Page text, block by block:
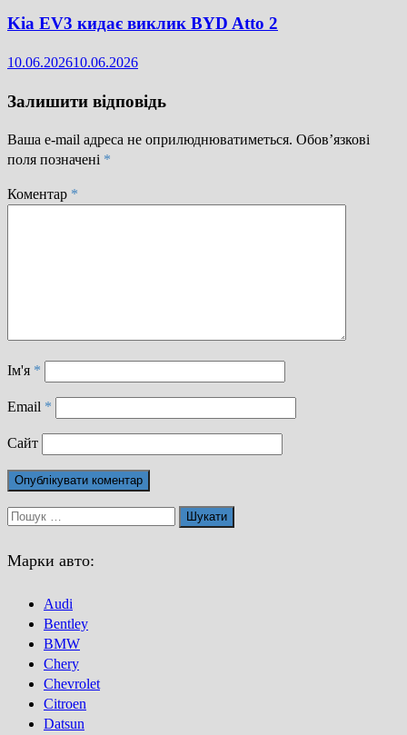
Kia EV3 кидає виклик BYD Atto 2
10.06.202610.06.2026
Залишити відповідь
Ваша e-mail адреса не оприлюднюватиметься. Обов’язкові
поля позначені *
Коментар *
Ім'я *
Email *
Сайт
Пошук:
Марки авто:
Audi
Bentley
BMW
Chery
Chevrolet
Citroen
Datsun